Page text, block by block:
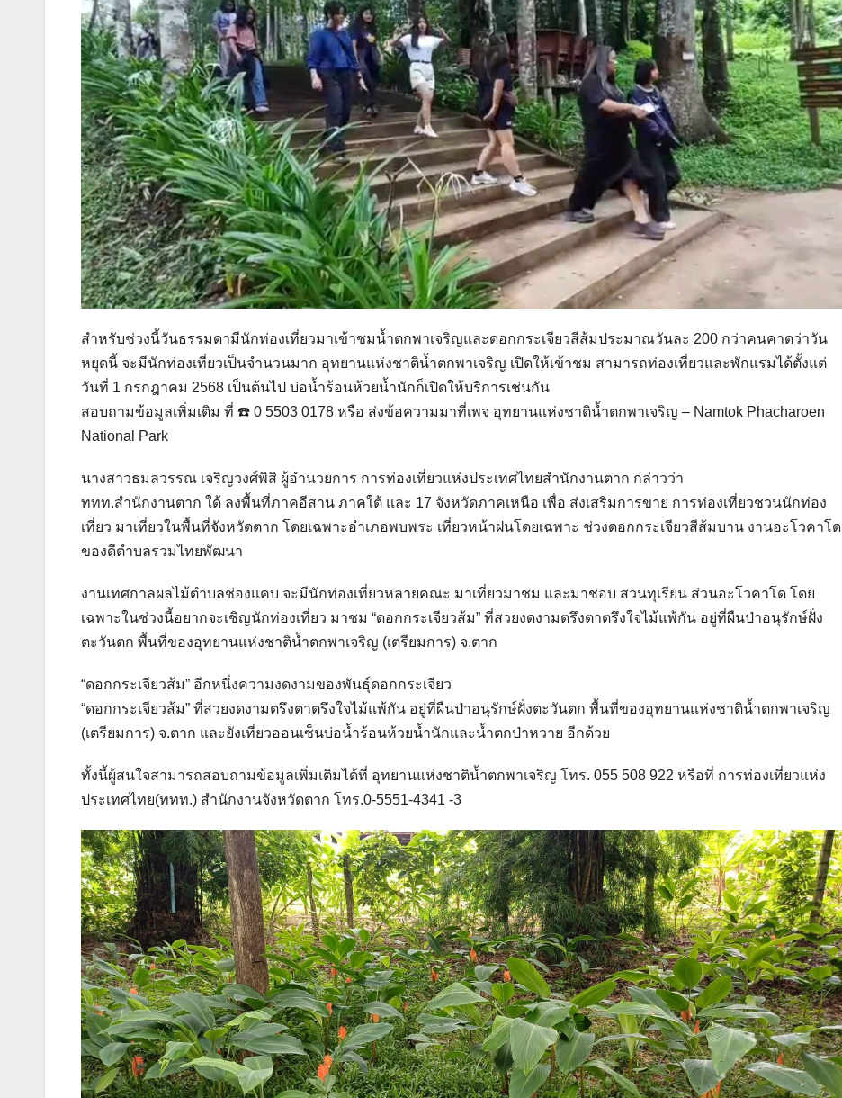
สำหรับช่วงนี้วันธรรมดามีนักท่องเที่ยวมาเข้าชมน้ำตกพาเจริญและดอกกระเจียวสีส้มประมาณวันละ 200 กว่าคนคาดว่าวัน
หยุดนี้ จะมีนักท่องเที่ยวเป็นจำนวนมาก อุทยานแห่งชาติน้ำตกพาเจริญ เปิดให้เข้าชม สามารถท่องเที่ยวและพักแรมได้ตั้งแต่
วันที่ 1 กรกฎาคม 2568 เป็นต้นไป บ่อน้ำร้อนห้วยน้ำนักก็เปิดให้บริการเช่นกัน
สอบถามข้อมูลเพิ่มเติม ที่ ☎️ 0 5503 0178 หรือ ส่งข้อความมาที่เพจ อุทยานแห่งชาติน้ำตกพาเจริญ – Namtok Phacharoen
National Park
นางสาวธมลวรรณ เจริญวงศ์พิสิ ผู้อำนวยการ การท่องเที่ยวแห่งประเทศไทยสำนักงานตาก กล่าวว่า
ททท.สำนักงานตาก ใด้ ลงพื้นที่ภาคอีสาน ภาคใต้ และ 17 จังหวัดภาคเหนือ เพื่อ ส่งเสริมการขาย การท่องเที่ยวชวนนักท่อง
เที่ยว มาเที่ยวในพื้นที่จังหวัดตาก โดยเฉพาะอำเภอพบพระ เที่ยวหน้าฝนโดยเฉพาะ ช่วงดอกกระเจียวสีส้มบาน งานอะโวคาโด
ของดีตำบลรวมไทยพัฒนา
งานเทศกาลผลไม้ตำบลช่องแคบ จะมีนักท่องเที่ยวหลายคณะ มาเที่ยวมาชม และมาชอบ สวนทุเรียน ส่วนอะโวคาโด โดย
เฉพาะในช่วงนี้อยากจะเชิญนักท่องเที่ยว มาชม “ดอกกระเจียวส้ม” ที่สวยงดงามตรึงตาตรึงใจไม้แพ้กัน อยู่ที่ผืนป่าอนุรักษ์ฝั่ง
ตะวันตก พื้นที่ของอุทยานแห่งชาติน้ำตกพาเจริญ (เตรียมการ) จ.ตาก
“ดอกกระเจียวส้ม” อีกหนึ่งความงดงามของพันธุ์ดอกกระเจียว
“ดอกกระเจียวส้ม” ที่สวยงดงามตรึงตาตรึงใจไม้แพ้กัน อยู่ที่ผืนป่าอนุรักษ์ฝั่งตะวันตก พื้นที่ของอุทยานแห่งชาติน้ำตกพาเจริญ
(เตรียมการ) จ.ตาก และยังเที่ยวออนเซ็นบ่อน้ำร้อนห้วยน้ำนักและน้ำตกป่าหวาย อีกด้วย
ทั้งนี้ผู้สนใจสามารถสอบถามข้อมูลเพิ่มเติมได้ที่ อุทยานแห่งชาติน้ำตกพาเจริญ โทร. 055 508 922 หรือที่ การท่องเที่ยวแห่ง
ประเทศไทย(ททท.) สำนักงานจังหวัดตาก โทร.0-5551-4341 -3